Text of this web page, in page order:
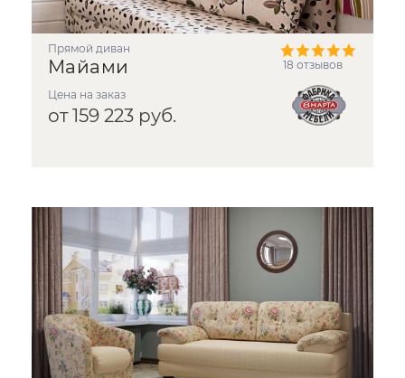
прямой диван
Майами
Цена на заказ
от 159 223 руб.
18 отзывов